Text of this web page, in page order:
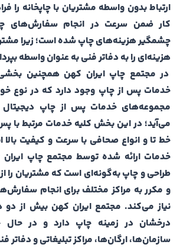
ارتباط بدون واسطه مشتریان با چاپخانه را
کار ضمن سرعت در انجام سفارش‌های
چشمگیر هزینه‌های چاپ شده است؛ زیرا
هزینه‌ای را به دفاتر فنی به عنوان واسطه
در مجتمع چاپ ایران کهن همچنین
خدمات پس از چاپ وجود دارد که در نوع
مجموعه‌های خدمات پس از چاپ
می‌آید؛ در این بخش کلیه خدمات مرتبط با
خط تا و انواع صحافی با سرعت و کیفیت
خدمات ارائه شده توسط مجتمع چاپ
طراحی و چاپ به‌گونه‌ای است که مشتریان را
و مکرر به مراکز مختلف برای انجام
نیاز می‌کند. مجتمع ایران کهن بیش از دو
درخشان در زمینه چاپ دارد و در حال
سازمان‌ها، ارگان‌ها، مراکز تبلیغاتی و